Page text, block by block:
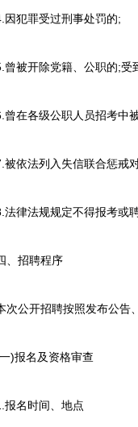
罪受过刑事处罚的;
开除党籍、公职的;受到
各级公职人员招考中被
法列入失信联合惩戒
法规规定不得报考或
招聘程序
公开招聘按照发布公告、
名及资格审查
名时间、地点